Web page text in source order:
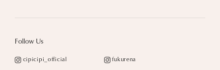
Follow Us
cipicipi_official fukurena